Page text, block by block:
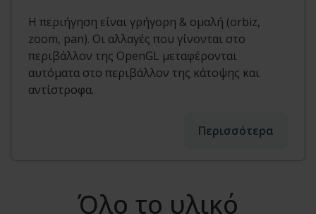
Η περιήγηση είναι γρήγορη & ομαλή (orbiz,
zoom, pan). Οι αλλαγές που γίνονται στο
περιβάλλον της OpenGL μεταφέρονται
αυτόματα στο περιβάλλον της κάτοψης και
αντίστροφα.
Περισσότερα
Όλο το υλικό